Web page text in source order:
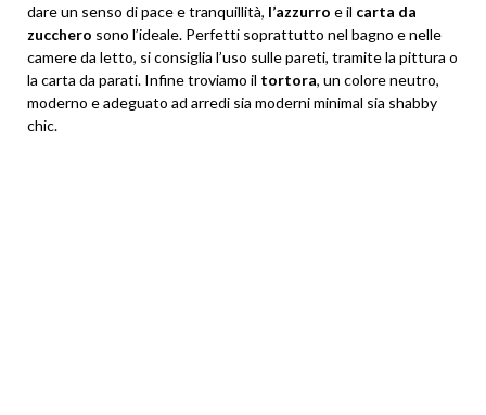
dare un senso di pace e tranquillità, l’azzurro e il carta da
zucchero sono l’ideale. Perfetti soprattutto nel bagno e nelle
camere da letto, si consiglia l’uso sulle pareti, tramite la pittura o
la carta da parati. Infine troviamo il tortora, un colore neutro,
moderno e adeguato ad arredi sia moderni minimal sia shabby
chic.